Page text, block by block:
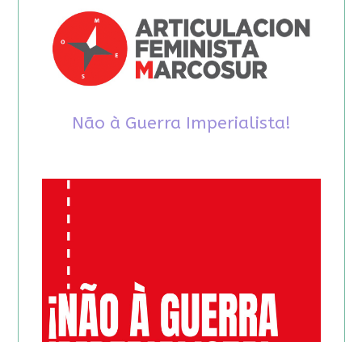
Não à Guerra Imperialista!